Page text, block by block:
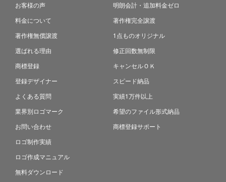
お客様の声
料金について
著作権無償譲渡
選ばれる理由
商標登録
登録デザイナー
よくある質問
業界別ロゴマーク
お問い合わせ
ロゴ制作実績
ロゴ作成マニュアル
無料ダウンロード
明朗会計・追加料金ゼロ
著作権完全譲渡
1点ものオリジナル
修正回数無制限
キャンセルＯＫ
スピード納品
実績1万件以上
希望のファイル形式納品
商標登録サポート